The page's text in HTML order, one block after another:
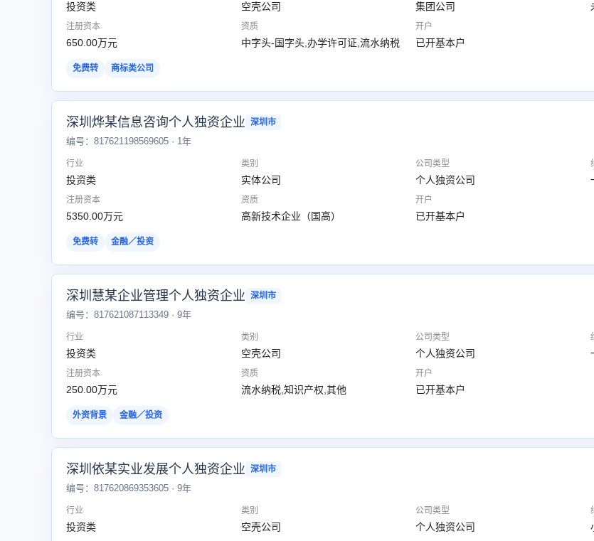
投资类 空壳公司 集团公司
注册资本
650.00万元
资质
中字头-国字头,办学许可证,流水纳税
开户
已开基本户
免费转 商标类公司
深圳烨某信息咨询个人独资企业 深圳市
编号：817621198569605 · 1年
行业
投资类
类别
实体公司
公司类型
个人独资公司
注册资本
5350.00万元
资质
高新技术企业（国高）
开户
已开基本户
免费转 金融／投资
深圳慧某企业管理个人独资企业 深圳市
编号：817621087113349 · 9年
行业
投资类
类别
空壳公司
公司类型
个人独资公司
注册资本
250.00万元
资质
流水纳税,知识产权,其他
开户
已开基本户
外资背景 金融／投资
深圳依某实业发展个人独资企业 深圳市
编号：817620869353605 · 9年
行业
投资类
类别
空壳公司
公司类型
个人独资公司